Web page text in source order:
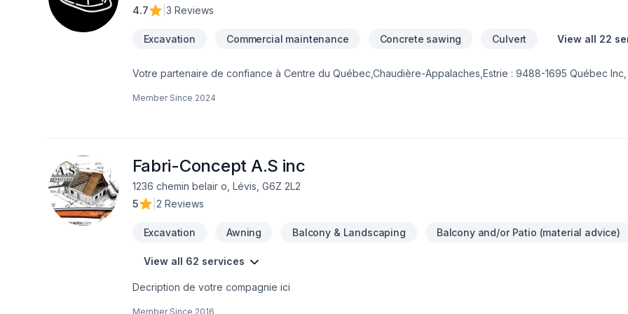
4.7
3 Reviews
Excavation Commercial maintenance Concrete sawing Culvert View all 22
Votre partenaire de confiance à Centre du Québec,Chaudière-Appalaches,Estrie : 9488-1695 Québec
Horticulture, Irrigation, Margelle, Muret, Pavé uni, Paysagement, Piscine, Tourbe, Transport, prêt à
Member Since 2024
Fabri-Concept A.S inc
1236 chemin belair o, Lévis, G6Z 2L2
5
2 Reviews
Excavation Awning Balcony & Landscaping Balcony and/or Patio (material advice)
View all 62 services
Decription de votre compagnie ici
Member Since 2016